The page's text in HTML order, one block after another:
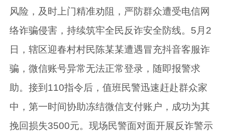
风险，及时上门精准劝阻，严防群众遭受电信网
络诈骗侵害，持续筑牢全民反诈安全防线。5月2
日，辖区迎春村村民陈某某遭遇冒充抖音客服诈
骗，微信账号异常无法正常登录，随即报警求
助。接到110指令后，值班民警迅速赶赴群众家
中，第一时间协助冻结微信支付账户，成功为其
挽回损失3500元。现场民警面对面开展反诈警示